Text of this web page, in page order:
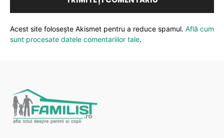
Acest site folosește Akismet pentru a reduce spamul. Află cum
sunt procesate datele comentariilor tale.